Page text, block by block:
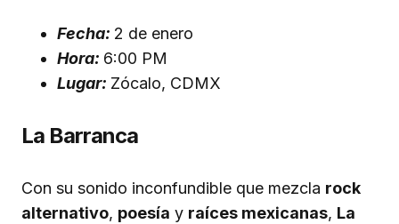
Fecha: 2 de enero
Hora: 6:00 PM
Lugar: Zócalo, CDMX
La Barranca
Con su sonido inconfundible que mezcla rock
alternativo, poesía y raíces mexicanas, La